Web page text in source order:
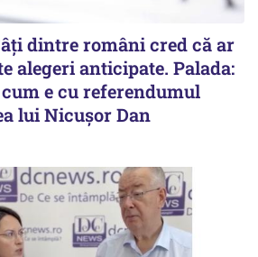
dintre români cred că ar
alegeri anticipate. Palada:
e cu referendumul
lui Nicușor Dan